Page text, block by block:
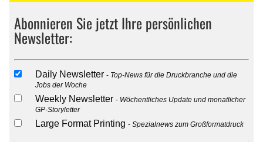
Abonnieren Sie jetzt Ihre persönlichen
Newsletter:
Daily Newsletter
Top-News für die Druckbranche und die
Jobs der Woche
Weekly Newsletter
Wöchentliches Update und monatlicher
GP-Storyletter
Large Format Printing Spezialnews zum Großformatdruck